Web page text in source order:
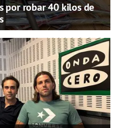
por robar 40 kilos de